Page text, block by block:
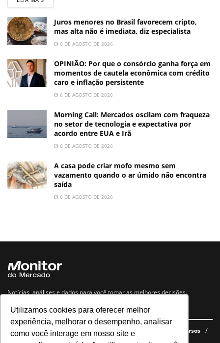
Utilizamos cookies para oferecer melhor
experiência, melhorar o desempenho, analisar
como você interage em nosso site e
Juros menores no Brasil favorecem cripto,
mas alta não é imediata, diz especialista
6 DE AGOSTO DE 2026
OPINIÃO: Por que o consórcio ganha força em
momentos de cautela econômica com crédito
caro e inflação persistente
6 DE AGOSTO DE 2026
Morning Call: Mercados oscilam com fraqueza
no setor de tecnologia e expectativa por
acordo entre EUA e Irã
6 DE AGOSTO DE 2026
A casa pode criar mofo mesmo sem
vazamento quando o ar úmido não encontra
saída
6 DE AGOSTO DE 2026
Notícias, análises e dados para você tomar as melhores decisões.
Navegue no site
Últimas notícias Quem somos E-books gratuitos
Cursos